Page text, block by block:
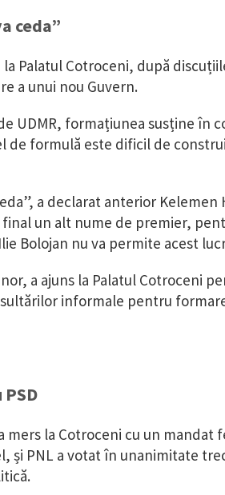
ceda”
Palatul Cotroceni, după
a unui nou Guvern.
UDMR, formațiunea susține în
de formulă este dificil de
a declarat anterior Kelemen
un alt nume de premier,
Bolojan nu va permite acest
a ajuns la Palatul Cotroceni
informale pentru
mers la Cotroceni cu un mandat
și PNL a votat în unanimitate